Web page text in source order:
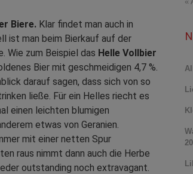
Biere. Klar findet man auch in
ist man beim Bierkauf auf der
Wie zum Beispiel das Helle Vollbier
Bier mit geschmeidigen 4,7 %.
darauf sagen, dass sich von so
ließe. Für ein Helles riecht es
einen leichten blumigen
etwas von Geranien.
mit einer netten Spur
raus nimmt dann auch die Herbe
outstanding noch extravagant.